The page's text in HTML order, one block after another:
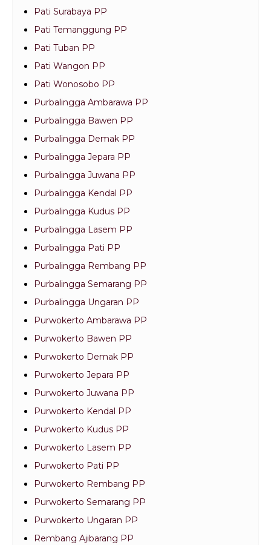
Pati Surabaya PP
Pati Temanggung PP
Pati Tuban PP
Pati Wangon PP
Pati Wonosobo PP
Purbalingga Ambarawa PP
Purbalingga Bawen PP
Purbalingga Demak PP
Purbalingga Jepara PP
Purbalingga Juwana PP
Purbalingga Kendal PP
Purbalingga Kudus PP
Purbalingga Lasem PP
Purbalingga Pati PP
Purbalingga Rembang PP
Purbalingga Semarang PP
Purbalingga Ungaran PP
Purwokerto Ambarawa PP
Purwokerto Bawen PP
Purwokerto Demak PP
Purwokerto Jepara PP
Purwokerto Juwana PP
Purwokerto Kendal PP
Purwokerto Kudus PP
Purwokerto Lasem PP
Purwokerto Pati PP
Purwokerto Rembang PP
Purwokerto Semarang PP
Purwokerto Ungaran PP
Rembang Ajibarang PP